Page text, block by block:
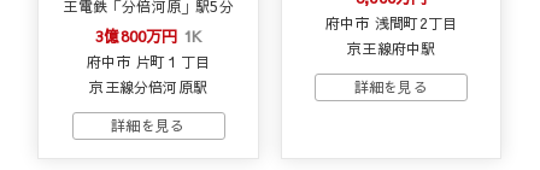
王電鉄「分倍河原」駅5分
3億800万円 1K
府中市 片町１丁目
京王線分倍河原駅
府中市 浅間町2丁目
京王線府中駅